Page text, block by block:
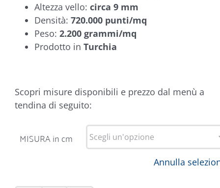
Altezza vello: circa 9 mm
Densità: 720.000 punti/mq
Peso: 2.200 grammi/mq
Prodotto in Turchia
Scopri misure disponibili e prezzo dal menù a
tendina di seguito:
MISURA in cm
Annulla